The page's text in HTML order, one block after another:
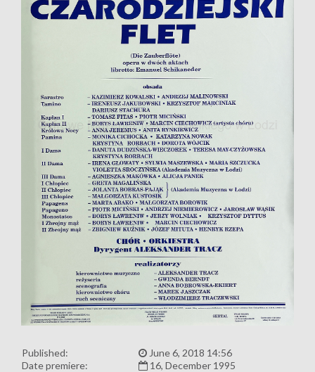
Published:
June 6, 2018 14:56
Date premiere:
16, December 1995